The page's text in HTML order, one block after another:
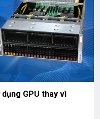
GPU thay vì